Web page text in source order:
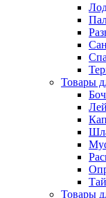
Товары
Товары